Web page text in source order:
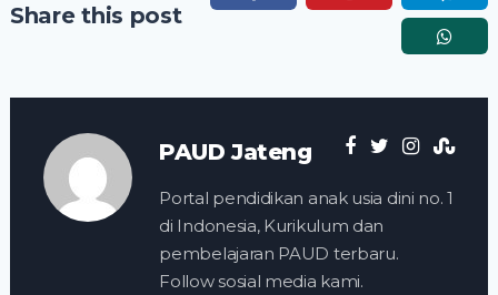
Share this post
PAUD Jateng
Portal pendidikan anak usia dini no. 1
di Indonesia, Kurikulum dan
pembelajaran PAUD terbaru.
Follow sosial media kami.